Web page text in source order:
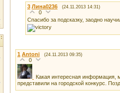
3 Лина0236 (24.11.2013 14:31)
0
Спасибо за подсказку, заодно
1 Antoni (24.11.2013 09:35)
0
Какая интересная информация,
представили на городской конкурс.